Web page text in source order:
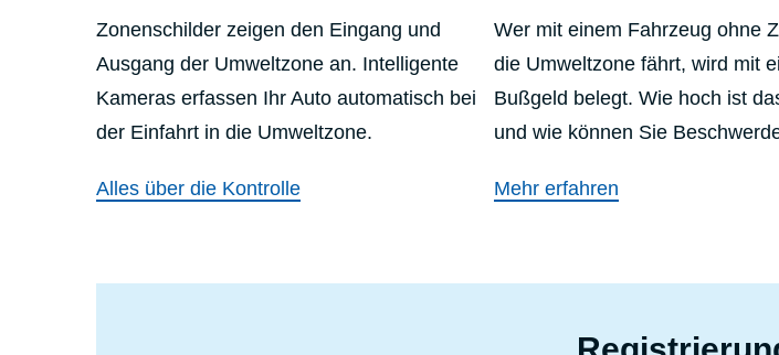
Zonenschilder zeigen den Eingang und
Ausgang der Umweltzone an. Intelligente
Kameras erfassen Ihr Auto automatisch bei
der Einfahrt in die Umweltzone.
Alles über die Kontrolle
Wer mit einem Fahrzeug ohne
die Umweltzone fährt, wird mit
Bußgeld belegt. Wie hoch ist
und wie können Sie
Mehr erfahren